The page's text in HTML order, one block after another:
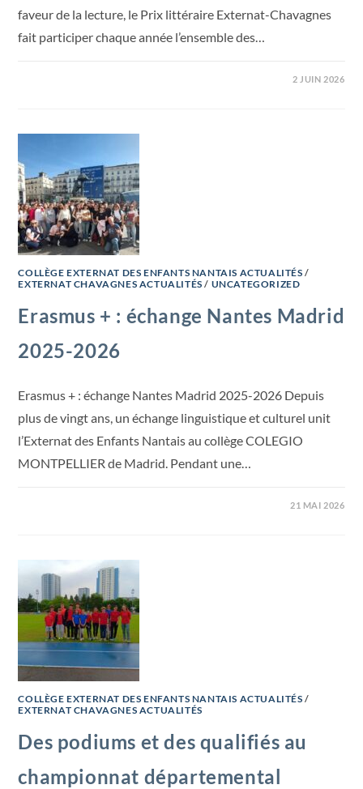
faveur de la lecture, le Prix littéraire Externat-Chavagnes
fait participer chaque année l’ensemble des…
2 JUIN 2026
COLLÈGE EXTERNAT DES ENFANTS NANTAIS ACTUALITÉS /
EXTERNAT CHAVAGNES ACTUALITÉS / UNCATEGORIZED
Erasmus + : échange Nantes Madrid
2025-2026
Erasmus + : échange Nantes Madrid 2025-2026 Depuis
plus de vingt ans, un échange linguistique et culturel unit
l’Externat des Enfants Nantais au collège COLEGIO
MONTPELLIER de Madrid. Pendant une…
21 MAI 2026
COLLÈGE EXTERNAT DES ENFANTS NANTAIS ACTUALITÉS /
EXTERNAT CHAVAGNES ACTUALITÉS
Des podiums et des qualifiés au
championnat départemental